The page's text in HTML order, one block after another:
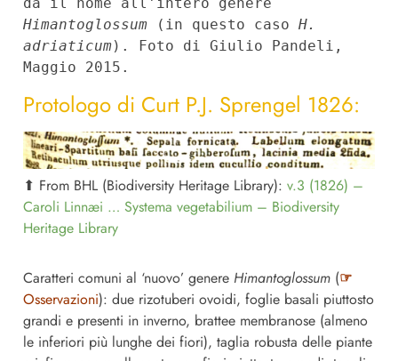
Himantoglossum (in questo caso H.
adriaticum). Foto di Giulio Pandeli,
Maggio 2015.
Protologo di Curt P.J. Sprengel 1826:
⬆︎ From BHL (Biodiversity Heritage Library): v.3 (1826) –
Caroli Linnæi … Systema vegetabilium – Biodiversity
Heritage Library
Caratteri comuni al ‘nuovo’ genere Himantoglossum (☞
Osservazioni): due rizotuberi ovoidi, foglie basali piuttosto
grandi e presenti in inverno, brattee membranose (almeno
le inferiori più lunghe dei fiori), taglia robusta delle piante